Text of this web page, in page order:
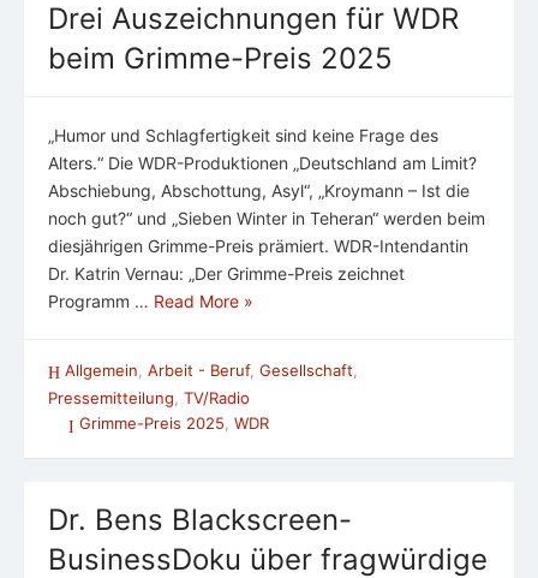
Drei Auszeichnungen für WDR
beim Grimme-Preis 2025
„Humor und Schlagfertigkeit sind keine Frage des
Alters.“ Die WDR-Produktionen „Deutschland am Limit?
Abschiebung, Abschottung, Asyl“, „Kroymann – Ist die
noch gut?“ und „Sieben Winter in Teheran“ werden beim
diesjährigen Grimme-Preis prämiert. WDR-Intendantin
Dr. Katrin Vernau: „Der Grimme-Preis zeichnet
Programm … Read More »
Allgemein Arbeit - Beruf, Gesellschaft
Pressemitteilung, TV/Radio
Grimme-Preis 2025, WDR
Dr. Bens Blackscreen-
BusinessDoku über fragwürdige